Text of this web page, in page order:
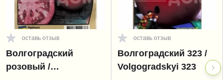
оставь отзыв
Волгоградский
розовый /
оставь отзыв
Волгоградский 323 /
Volgogradskyi 323